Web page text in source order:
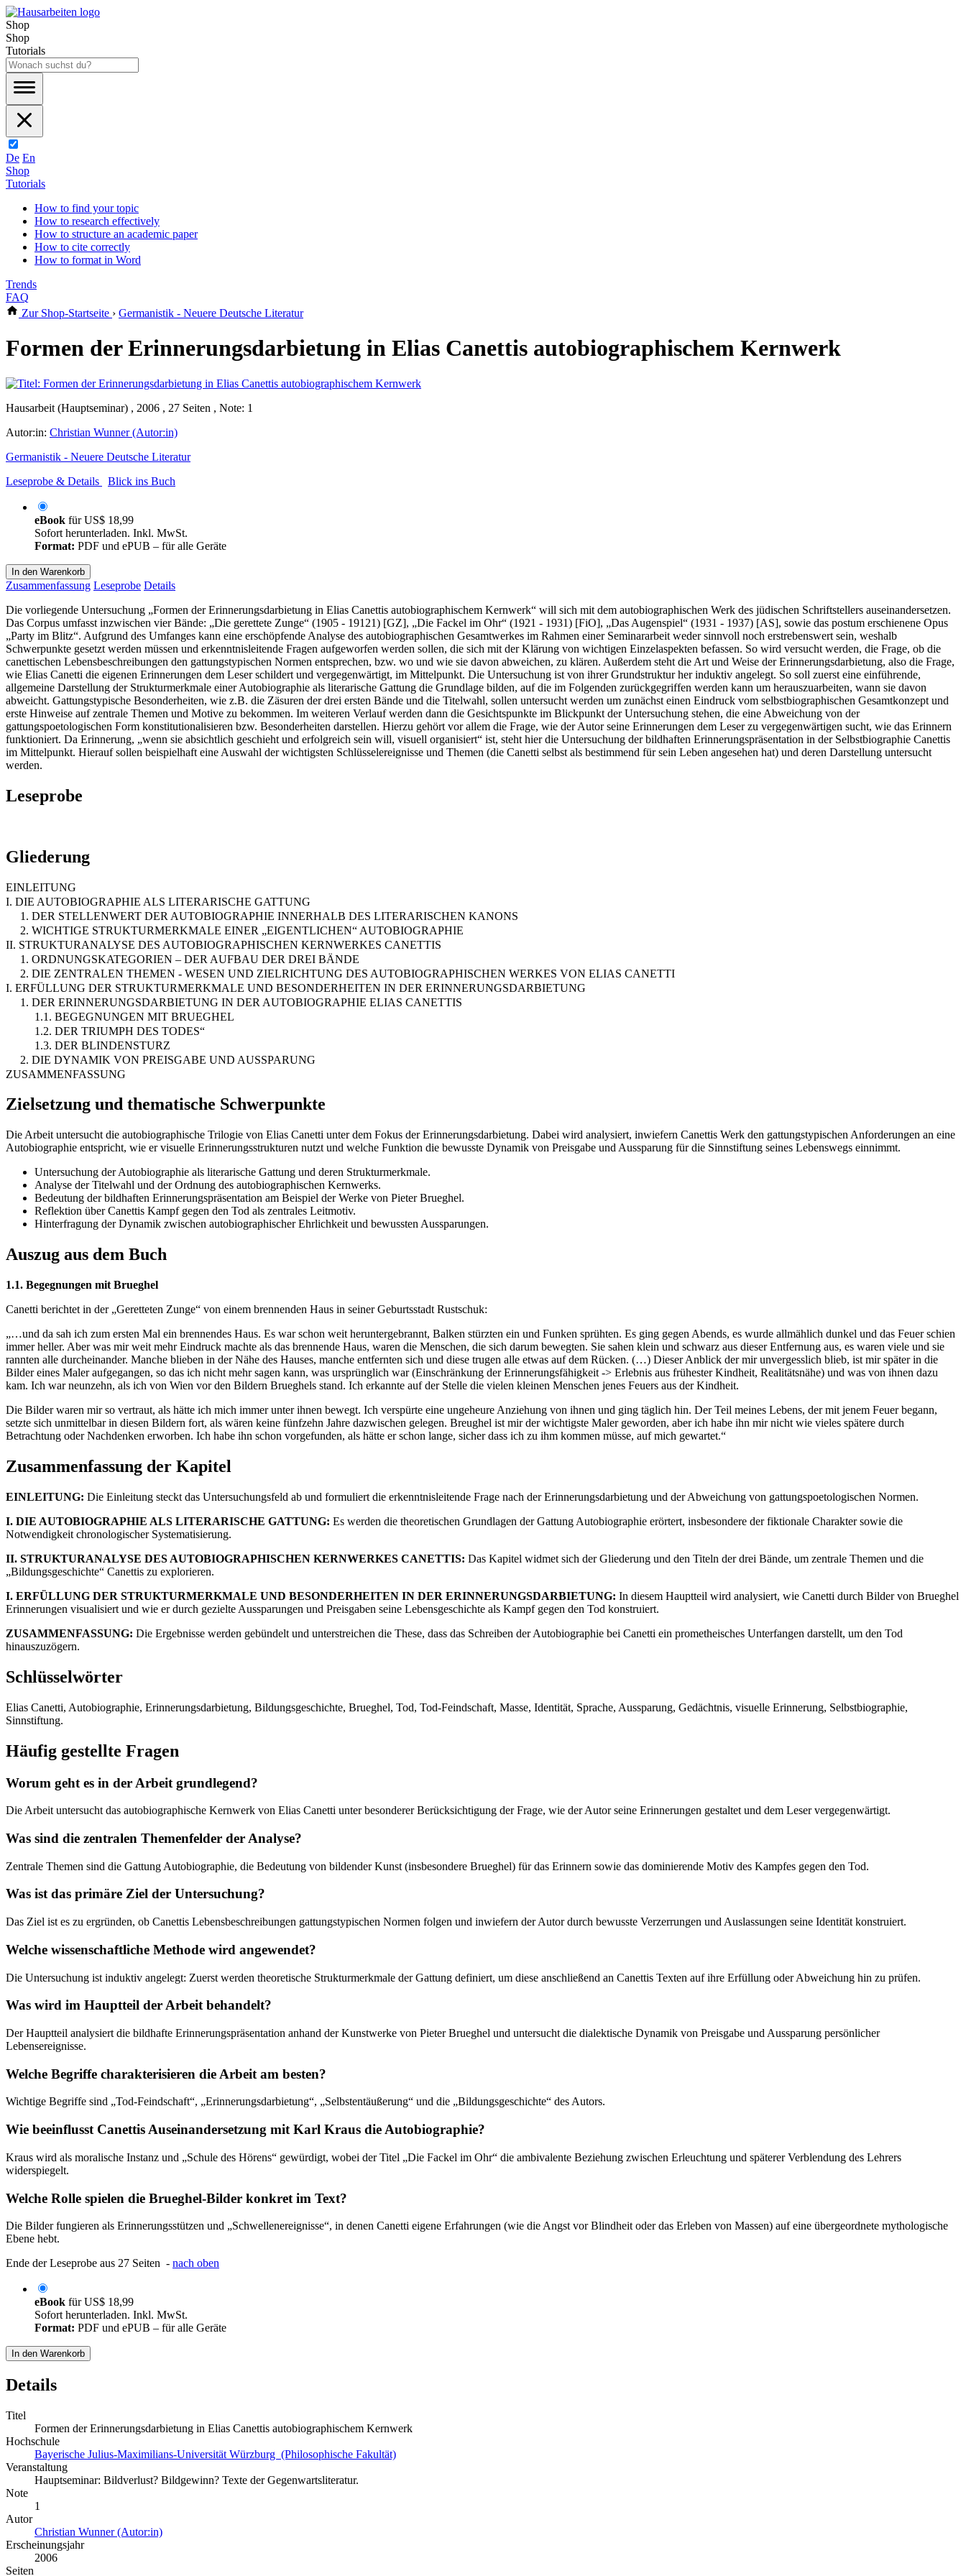
Shop
Shop
Tutorials
De En
Shop
Tutorials
How to find your topic
How to research effectively
How to structure an academic paper
How to cite correctly
How to format in Word
Trends
FAQ
Zur Shop-Startseite › Germanistik - Neuere Deutsche Literatur
Formen der Erinnerungsdarbietung in Elias Canettis autobiographischem Kernwerk
Hausarbeit (Hauptseminar) , 2006 , 27 Seiten , Note: 1
Autor:in: Christian Wunner (Autor:in)
Germanistik - Neuere Deutsche Literatur
Leseprobe & Details
Blick ins Buch
eBook fürUS$ 18,99
Sofort herunterladen. Inkl. MwSt.
Format: PDF und ePUB – für alle Geräte
In den Warenkorb
Zusammenfassung Leseprobe Details
Die vorliegende Untersuchung „Formen der Erinnerungsdarbietung in Elias Canettis autobiographischem Kernwerk“ will sich mit dem autobiographischen Werk des jüdischen Schriftstellers auseinandersetzen.
Das Corpus umfasst inzwischen vier Bände: „Die gerettete Zunge“ (1905 - 19121) [GZ], „Die Fackel im Ohr“ (1921 - 1931) [FiO], „Das Augenspiel“ (1931 - 1937) [AS], sowie das postum erschienene Opus
„Party im Blitz“. Aufgrund des Umfanges kann eine erschöpfende Analyse des autobiographischen Gesamtwerkes im Rahmen einer Seminararbeit weder sinnvoll noch erstrebenswert sein, weshalb
Schwerpunkte gesetzt werden müssen und erkenntnisleitende Fragen aufgeworfen werden sollen, die sich mit der Klärung von wichtigen Einzelaspekten befassen. So wird versucht werden, die Frage, ob die
canettischen Lebensbeschreibungen den gattungstypischen Normen entsprechen, bzw. wo und wie sie davon abweichen, zu klären. Außerdem steht die Art und Weise der Erinnerungsdarbietung, also die Frage,
wie Elias Canetti die eigenen Erinnerungen dem Leser schildert und vergegenwärtigt, im Mittelpunkt. Die Untersuchung ist von ihrer Grundstruktur her induktiv angelegt. So soll zuerst eine einführende,
allgemeine Darstellung der Strukturmerkmale einer Autobiographie als literarische Gattung die Grundlage bilden, auf die im Folgenden zurückgegriffen werden kann um herauszuarbeiten, wann sie davon
abweicht. Gattungstypische Besonderheiten, wie z.B. die Zäsuren der drei ersten Bände und die Titelwahl, sollen untersucht werden um zunächst einen Eindruck vom selbstbiographischen Gesamtkonzept und
erste Hinweise auf zentrale Themen und Motive zu bekommen. Im weiteren Verlauf werden dann die Gesichtspunkte im Blickpunkt der Untersuchung stehen, die eine Abweichung von der
gattungspoetologischen Form konstitutionalisieren bzw. Besonderheiten darstellen. Hierzu gehört vor allem die Frage, wie der Autor seine Erinnerungen dem Leser zu vergegenwärtigen sucht, wie das Erinnern
funktioniert. Da Erinnerung, „wenn sie absichtlich geschieht und erfolgreich sein will, visuell organisiert“ ist, steht hier die Untersuchung der bildhaften Erinnerungspräsentation in der Selbstbiographie Canettis
im Mittelpunkt. Hierauf sollen beispielhaft eine Auswahl der wichtigsten Schlüsselereignisse und Themen (die Canetti selbst als bestimmend für sein Leben angesehen hat) und deren Darstellung untersucht
werden.
Leseprobe
Gliederung
EINLEITUNG
I. DIE AUTOBIOGRAPHIE ALS LITERARISCHE GATTUNG
1. DER STELLENWERT DER AUTOBIOGRAPHIE INNERHALB DES LITERARISCHEN KANONS
2. WICHTIGE STRUKTURMERKMALE EINER „EIGENTLICHEN“ AUTOBIOGRAPHIE
II. STRUKTURANALYSE DES AUTOBIOGRAPHISCHEN KERNWERKES CANETTIS
1. ORDNUNGSKATEGORIEN – DER AUFBAU DER DREI BÄNDE
2. DIE ZENTRALEN THEMEN - WESEN UND ZIELRICHTUNG DES AUTOBIOGRAPHISCHEN WERKES VON ELIAS CANETTI
I. ERFÜLLUNG DER STRUKTURMERKMALE UND BESONDERHEITEN IN DER ERINNERUNGSDARBIETUNG
1. DER ERINNERUNGSDARBIETUNG IN DER AUTOBIOGRAPHIE ELIAS CANETTIS
1.1. BEGEGNUNGEN MIT BRUEGHEL
1.2. DER TRIUMPH DES TODES“
1.3. DER BLINDENSTURZ
2. DIE DYNAMIK VON PREISGABE UND AUSSPARUNG
ZUSAMMENFASSUNG
Zielsetzung und thematische Schwerpunkte
Die Arbeit untersucht die autobiographische Trilogie von Elias Canetti unter dem Fokus der Erinnerungsdarbietung. Dabei wird analysiert, inwiefern Canettis Werk den gattungstypischen Anforderungen an eine
Autobiographie entspricht, wie er visuelle Erinnerungsstrukturen nutzt und welche Funktion die bewusste Dynamik von Preisgabe und Aussparung für die Sinnstiftung seines Lebenswegs einnimmt.
Untersuchung der Autobiographie als literarische Gattung und deren Strukturmerkmale.
Analyse der Titelwahl und der Ordnung des autobiographischen Kernwerks.
Bedeutung der bildhaften Erinnerungspräsentation am Beispiel der Werke von Pieter Brueghel.
Reflektion über Canettis Kampf gegen den Tod als zentrales Leitmotiv.
Hinterfragung der Dynamik zwischen autobiographischer Ehrlichkeit und bewussten Aussparungen.
Auszug aus dem Buch
1.1. Begegnungen mit Brueghel
Canetti berichtet in der „Geretteten Zunge“ von einem brennenden Haus in seiner Geburtsstadt Rustschuk:
„…und da sah ich zum ersten Mal ein brennendes Haus. Es war schon weit heruntergebrannt, Balken stürzten ein und Funken sprühten. Es ging gegen Abends, es wurde allmählich dunkel und das Feuer schien
immer heller. Aber was mir weit mehr Eindruck machte als das brennende Haus, waren die Menschen, die sich darum bewegten. Sie sahen klein und schwarz aus dieser Entfernung aus, es waren viele und sie
rannten alle durcheinander. Manche blieben in der Nähe des Hauses, manche entfernten sich und diese trugen alle etwas auf dem Rücken. (…) Dieser Anblick der mir unvergesslich blieb, ist mir später in die
Bilder eines Maler aufgegangen, so das ich nicht mehr sagen kann, was ursprünglich war (Einschränkung der Erinnerungsfähigkeit -> Erlebnis aus frühester Kindheit, Realitätsnähe) und was von ihnen dazu
kam. Ich war neunzehn, als ich von Wien vor den Bildern Brueghels stand. Ich erkannte auf der Stelle die vielen kleinen Menschen jenes Feuers aus der Kindheit.
Die Bilder waren mir so vertraut, als hätte ich mich immer unter ihnen bewegt. Ich verspürte eine ungeheure Anziehung von ihnen und ging täglich hin. Der Teil meines Lebens, der mit jenem Feuer begann,
setzte sich unmittelbar in diesen Bildern fort, als wären keine fünfzehn Jahre dazwischen gelegen. Breughel ist mir der wichtigste Maler geworden, aber ich habe ihn mir nicht wie vieles spätere durch
Betrachtung oder Nachdenken erworben. Ich habe ihn schon vorgefunden, als hätte er schon lange, sicher dass ich zu ihm kommen müsse, auf mich gewartet.“
Zusammenfassung der Kapitel
EINLEITUNG: Die Einleitung steckt das Untersuchungsfeld ab und formuliert die erkenntnisleitende Frage nach der Erinnerungsdarbietung und der Abweichung von gattungspoetologischen Normen.
I. DIE AUTOBIOGRAPHIE ALS LITERARISCHE GATTUNG: Es werden die theoretischen Grundlagen der Gattung Autobiographie erörtert, insbesondere der fiktionale Charakter sowie die
Notwendigkeit chronologischer Systematisierung.
II. STRUKTURANALYSE DES AUTOBIOGRAPHISCHEN KERNWERKES CANETTIS: Das Kapitel widmet sich der Gliederung und den Titeln der drei Bände, um zentrale Themen und die
„Bildungsgeschichte“ Canettis zu explorieren.
I. ERFÜLLUNG DER STRUKTURMERKMALE UND BESONDERHEITEN IN DER ERINNERUNGSDARBIETUNG: In diesem Hauptteil wird analysiert, wie Canetti durch Bilder von Brueghel
Erinnerungen visualisiert und wie er durch gezielte Aussparungen und Preisgaben seine Lebensgeschichte als Kampf gegen den Tod konstruiert.
ZUSAMMENFASSUNG: Die Ergebnisse werden gebündelt und unterstreichen die These, dass das Schreiben der Autobiographie bei Canetti ein prometheisches Unterfangen darstellt, um den Tod
hinauszuzögern.
Schlüsselwörter
Elias Canetti, Autobiographie, Erinnerungsdarbietung, Bildungsgeschichte, Brueghel, Tod, Tod-Feindschaft, Masse, Identität, Sprache, Aussparung, Gedächtnis, visuelle Erinnerung, Selbstbiographie,
Sinnstiftung.
Häufig gestellte Fragen
Worum geht es in der Arbeit grundlegend?
Die Arbeit untersucht das autobiographische Kernwerk von Elias Canetti unter besonderer Berücksichtigung der Frage, wie der Autor seine Erinnerungen gestaltet und dem Leser vergegenwärtigt.
Was sind die zentralen Themenfelder der Analyse?
Zentrale Themen sind die Gattung Autobiographie, die Bedeutung von bildender Kunst (insbesondere Brueghel) für das Erinnern sowie das dominierende Motiv des Kampfes gegen den Tod.
Was ist das primäre Ziel der Untersuchung?
Das Ziel ist es zu ergründen, ob Canettis Lebensbeschreibungen gattungstypischen Normen folgen und inwiefern der Autor durch bewusste Verzerrungen und Auslassungen seine Identität konstruiert.
Welche wissenschaftliche Methode wird angewendet?
Die Untersuchung ist induktiv angelegt: Zuerst werden theoretische Strukturmerkmale der Gattung definiert, um diese anschließend an Canettis Texten auf ihre Erfüllung oder Abweichung hin zu prüfen.
Was wird im Hauptteil der Arbeit behandelt?
Der Hauptteil analysiert die bildhafte Erinnerungspräsentation anhand der Kunstwerke von Pieter Brueghel und untersucht die dialektische Dynamik von Preisgabe und Aussparung persönlicher
Lebensereignisse.
Welche Begriffe charakterisieren die Arbeit am besten?
Wichtige Begriffe sind „Tod-Feindschaft“, „Erinnerungsdarbietung“, „Selbstentäußerung“ und die „Bildungsgeschichte“ des Autors.
Wie beeinflusst Canettis Auseinandersetzung mit Karl Kraus die Autobiographie?
Kraus wird als moralische Instanz und „Schule des Hörens“ gewürdigt, wobei der Titel „Die Fackel im Ohr“ die ambivalente Beziehung zwischen Erleuchtung und späterer Verblendung des Lehrers
widerspiegelt.
Welche Rolle spielen die Brueghel-Bilder konkret im Text?
Die Bilder fungieren als Erinnerungsstützen und „Schwellenereignisse“, in denen Canetti eigene Erfahrungen (wie die Angst vor Blindheit oder das Erleben von Massen) auf eine übergeordnete mythologische
Ebene hebt.
Ende der Leseprobe aus 27 Seiten - nach oben
eBook fürUS$ 18,99
Sofort herunterladen. Inkl. MwSt.
Format: PDF und ePUB – für alle Geräte
In den Warenkorb
Details
Titel
Formen der Erinnerungsdarbietung in Elias Canettis autobiographischem Kernwerk
Hochschule
Bayerische Julius-Maximilians-Universität Würzburg (Philosophische Fakultät)
Veranstaltung
Hauptseminar: Bildverlust? Bildgewinn? Texte der Gegenwartsliteratur.
Note
1
Autor
Christian Wunner (Autor:in)
Erscheinungsjahr
2006
Seiten